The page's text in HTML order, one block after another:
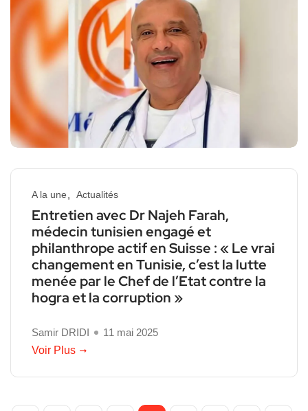
A la une Actualités
Entretien avec Dr Najeh Farah,
médecin tunisien engagé et
philanthrope actif en Suisse : « Le vrai
changement en Tunisie, c’est la lutte
menée par le Chef de l’Etat contre la
hogra et la corruption »
Samir DRIDI
11 mai 2025
Voir Plus